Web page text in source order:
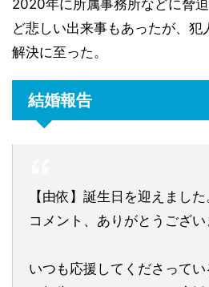
2020年に所属事務所などに脅
ど悲しい出来事もあったが、
解決に至った。
結婚報告
【由依】誕生日を迎えまし
コメント、ありがとうござい
いつも応援してくださって